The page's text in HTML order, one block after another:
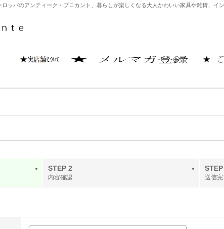
ッパのアンティーク・ブロカント、暮らしが楽しくなる大人かわいい家具や雑貨、イ
STEP 2
内容確認 送信完